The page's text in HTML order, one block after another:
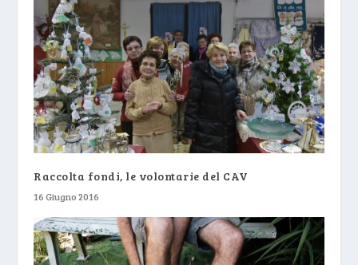
Raccolta fondi, le volontarie del CAV
16 Giugno 2016